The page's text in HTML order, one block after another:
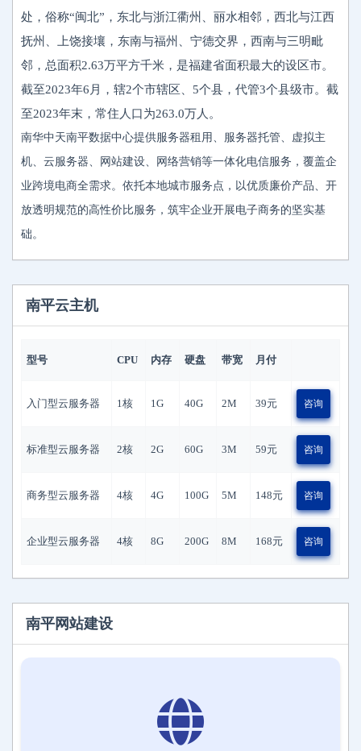
处，俗称“闽北”，东北与浙江衢州、丽水相邻，西北与江西
抚州、上饶接壤，东南与福州、宁德交界，西南与三明毗
邻，总面积2.63万平方千米，是福建省面积最大的设区市。
截至2023年6月，辖2个市辖区、5个县，代管3个县级市。截
至2023年末，常住人口为263.0万人。
南华中天南平数据中心提供服务器租用、服务器托管、虚拟主
机、云服务器、网站建设、网络营销等一体化电信服务，覆盖企
业跨境电商全需求。依托本地城市服务点，以优质廉价产品、开
放透明规范的高性价比服务，筑牢企业开展电子商务的坚实基
础。
南平云主机
型号 CPU 内存 硬盘 带宽 月付
入门型云服务器 1核 1G 40G 2M 39元 咨询
标准型云服务器 2核 2G 60G 3M 59元 咨询
商务型云服务器 4核 4G 100G 5M 148元 咨询
企业型云服务器 4核 8G 200G 8M 168元 咨询
南平网站建设